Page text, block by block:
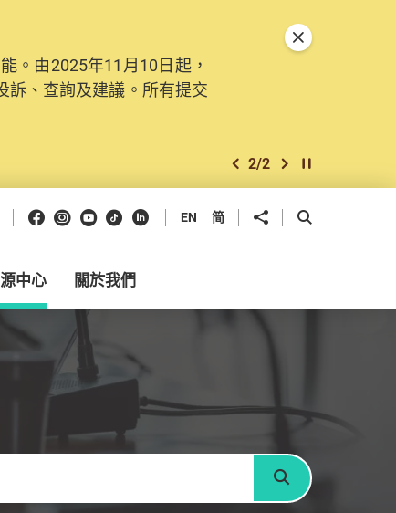
。由2025年11月10日起，
訴、查詢及建議。所有提交
上一個
2/2 下一個開始/暫停幻燈
關閉特別通告
Facebook
Instagram
Youtube
抖音領英 EN 简 分享到 開啟搜尋框
中心 關於我們
搜尋